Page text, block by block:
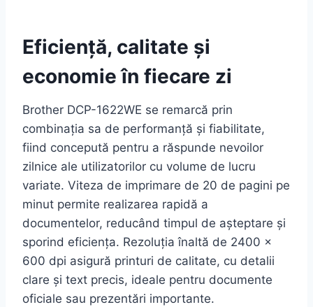
Eficiență, calitate și
economie în fiecare zi
Brother DCP-1622WE se remarcă prin
combinația sa de performanță și fiabilitate,
fiind concepută pentru a răspunde nevoilor
zilnice ale utilizatorilor cu volume de lucru
variate. Viteza de imprimare de 20 de pagini pe
minut permite realizarea rapidă a
documentelor, reducând timpul de așteptare și
sporind eficiența. Rezoluția înaltă de 2400 x
600 dpi asigură printuri de calitate, cu detalii
clare și text precis, ideale pentru documente
oficiale sau prezentări importante.